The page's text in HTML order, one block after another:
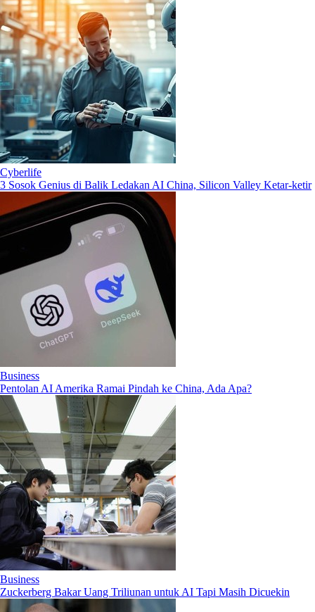
Cyberlife
3 Sosok Genius di Balik Ledakan AI China, Silicon Valley Ketar-ketir
Business
Pentolan AI Amerika Ramai Pindah ke China, Ada Apa?
Business
Zuckerberg Bakar Uang Triliunan untuk AI Tapi Masih Dicuekin